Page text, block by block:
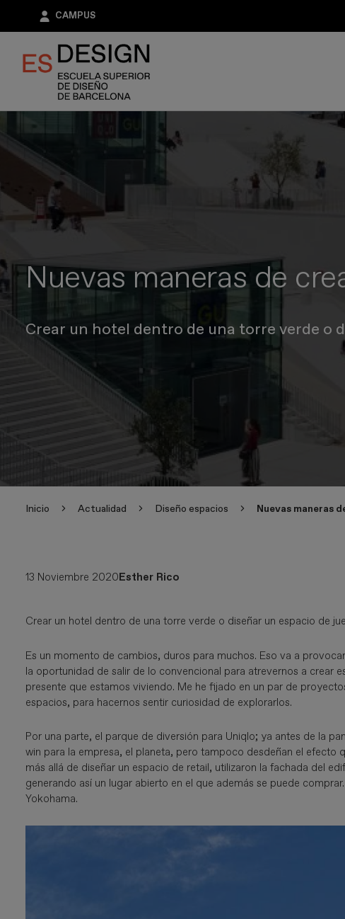
principal
CAMPUS
Nuevas maneras de
Crear un hotel dentro de una torre verde o
Inicio Actualidad Diseño espacios Nuevas maneras
13 Noviembre 2020Esther Rico
Crear un hotel dentro de una torre verde o diseñar un espacio de
Es un momento de cambios, duros para muchos. Eso va a
la oportunidad de salir de lo convencional para atrevernos a crear
presente que estamos viviendo. Me he fijado en un par de
espacios, para hacernos sentir curiosidad de explorarlos.
Por una parte, el parque de diversión para Uniqlo; ya antes de la
win para la empresa, el planeta, pero tampoco desdeñan el efecto
más allá de diseñar un espacio de retail, utilizaron la fachada del
generando así un lugar abierto en el que además se puede
Yokohama.